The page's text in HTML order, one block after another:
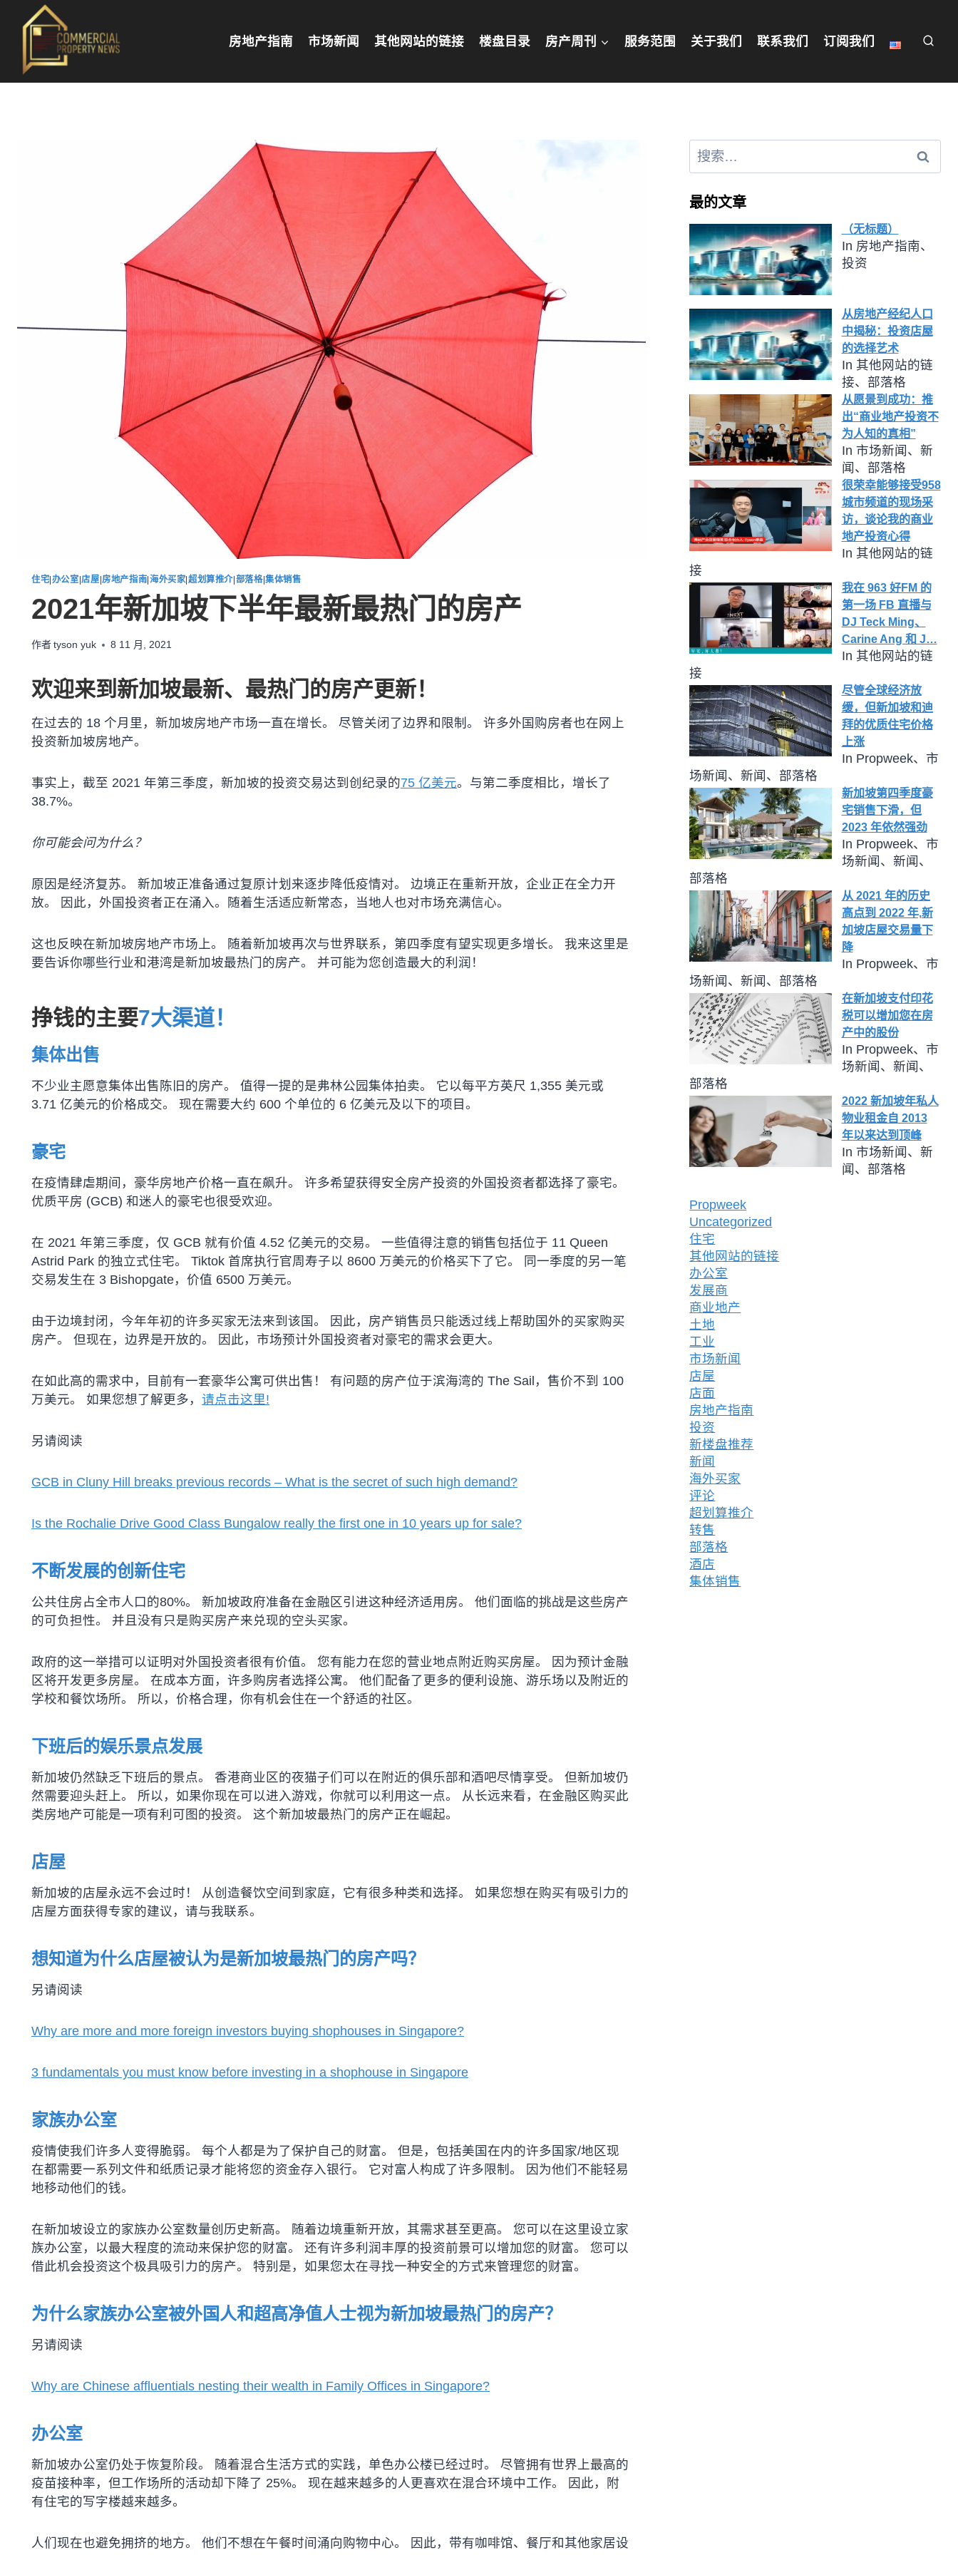
房地产指南 市场新闻 其他网站的链接 楼盘​目录 房产周刊 服务范围 关于我们 联系我们 订阅我们
住宅 办公室 |店屋 |房地产指南 海外买家|超划算推介 部落格|集体销售
2021年新加坡下半年最新最热门的房产
作者tyson yuk 8 11 月, 2021
欢迎来到新加坡最新、最热门的房产更新！
在过去的 18 个月里，新加坡房地产市场一直在增长。 尽管关闭了边界和限制。 许多外国购房者也在网上
投资新加坡房地产。
事实上，截至 2021 年第三季度，新加坡的投资交易达到创纪录的75 亿美元。与第二季度相比，增长了
38.7%。
你可能会问为什么？
原因是经济复苏。 新加坡正准备通过复原计划来逐步降低疫情对。 边境正在重新开放，企业正在全力开
放。 因此，外国投资者正在涌入。随着生活适应新常态，当地人也对市场充满信心。
这也反映在新加坡房地产市场上。 随着新加坡再次与世界联系，第四季度有望实现更多增长。 我来这里是
要告诉你哪些行业和港湾是新加坡最热门的房产。 并可能为您创造最大的利润！
挣钱的主要7大渠道！
集体出售
不少业主愿意集体出售陈旧的房产。 值得一提的是弗林公园集体拍卖。 它以每平方英尺 1,355 美元或
3.71 亿美元的价格成交。 现在需要大约 600 个单位的 6 亿美元及以下的项目。
豪宅
在疫情肆虐期间，豪华房地产价格一直在飙升。 许多希望获得安全房产投资的外国投资者都选择了豪宅。
优质平房 (GCB) 和迷人的豪宅也很受欢迎。
在 2021 年第三季度，仅 GCB 就有价值 4.52 亿美元的交易。 一些值得注意的销售包括位于 11 Queen
Astrid Park 的独立式住宅。 Tiktok 首席执行官周寿子以 8600 万美元的价格买下了它。 同一季度的另一笔
交易发生在 3 Bishopgate，价值 6500 万美元。
由于边境封闭，今年年初的许多买家无法来到该国。 因此，房产销售员只能透过线上帮助国外的买家购买
房产。 但现在，边界是开放的。 因此，市场预计外国投资者对豪宅的需求会更大。
在如此高的需求中，目前有一套豪华公寓可供出售！ 有问题的房产位于滨海湾的 The Sail，售价不到 100
万美元。 如果您想了解更多， 请点击这里!
另请阅读
GCB in Cluny Hill breaks previous records – What is the secret of such high demand?
Is the Rochalie Drive Good Class Bungalow really the first one in 10 years up for sale?
不断发展的创新住宅
公共住房占全市人口的80%。 新加坡政府准备在金融区引进这种经济适用房。 他们面临的挑战是这些房产
的可负担性。 并且没有只是购买房产来兑现的空头买家。
政府的这一举措可以证明对外国投资者很有价值。 您有能力在您的营业地点附近购买房屋。 因为预计金融
区将开发更多房屋。 在成本方面，许多购房者选择公寓。 他们配备了更多的便利设施、游乐场以及附近的
学校和餐饮场所。 所以，价格合理，你有机会住在一个舒适的社区。
下班后的娱乐景点发展
新加坡仍然缺乏下班后的景点。 香港商业区的夜猫子们可以在附近的俱乐部和酒吧尽情享受。 但新加坡仍
然需要迎头赶上。 所以，如果你现在可以进入游戏，你就可以利用这一点。 从长远来看，在金融区购买此
类房地产可能是一项有利可图的投资。 这个新加坡最热门的房产正在崛起。
店屋
新加坡的店屋永远不会过时！ 从创造餐饮空间到家庭，它有很多种类和选择。 如果您想在购买有吸引力的
店屋方面获得专家的建议，请与我联系。
想知道为什么店屋被认为是新加坡最热门的房产吗？
另请阅读
Why are more and more foreign investors buying shophouses in Singapore?
3 fundamentals you must know before investing in a shophouse in Singapore
家族办公室
疫情使我们许多人变得脆弱。 每个人都是为了保护自己的财富。 但是，包括美国在内的许多国家/地区现
在都需要一系列文件和纸质记录才能将您的资金存入银行。 它对富人构成了许多限制。 因为他们不能轻易
地移动他们的钱。
在新加坡设立的家族办公室数量创历史新高。 随着边境重新开放，其需求甚至更高。 您可以在这里设立家
族办公室，以最大程度的流动来保护您的财富。 还有许多利润丰厚的投资前景可以增加您的财富。 您可以
借此机会投资这个极具吸引力的房产。 特别是，如果您太在寻找一种安全的方式来管理您的财富。
为什么家族办公室被外国人和超高净值人士视为新加坡最热门的房产？
另请阅读
Why are Chinese affluentials nesting their wealth in Family Offices in Singapore?
办公室
新加坡办公室仍处于恢复阶段。 随着混合生活方式的实践，单色办公楼已经过时。 尽管拥有世界上最高的
疫苗接种率，但工作场所的活动却下降了 25%。 现在越来越多的人更喜欢在混合环境中工作。 因此，附
有住宅的写字楼越来越多。
人们现在也避免拥挤的地方。 他们不想在午餐时间涌向购物中心。 因此，带有咖啡馆、餐厅和其他家居设
最的文章
（无标题）
In 房地产指南、
投资
从房地产经纪人口
中揭秘：投资店屋
的选择艺术
In 其他网站的链
接、部落格
从愿景到成功：推
出“商业地产投资不
为人知的真相”
In 市场新闻、新
闻、部落格
很荣幸能够接受958
城市频道的现场采
访，谈论我的商业
地产投资心得
In 其他网站的链
接
我在 963 好FM 的
第一场 FB 直播与
DJ Teck Ming、
Carine Ang 和 J…
In 其他网站的链
接
尽管全球经济放
缓，但新加坡和迪
拜的优质住宅价格
上涨
In Propweek、市
场新闻、新闻、部落格
新加坡第四季度豪
宅销售下滑，但
2023 年依然强劲
In Propweek、市
场新闻、新闻、
部落格
从 2021 年的历史
高点到 2022 年,新
加坡店屋交易量下
降
In Propweek、市
场新闻、新闻、部落格
在新加坡支付印花
税可以增加您在房
产中的股份
In Propweek、市
场新闻、新闻、
部落格
2022 新加坡年私人
物业租金自 2013
年以来达到顶峰
In 市场新闻、新
闻、部落格
Propweek
Uncategorized
住宅
其他网站的链接
办公室
发展商
商业地产
土地
工业
市场新闻
店屋
店面
房地产指南
投资
新楼盘推荐
新闻
海外买家
评论
超划算推介
转售
部落格
酒店
集体销售